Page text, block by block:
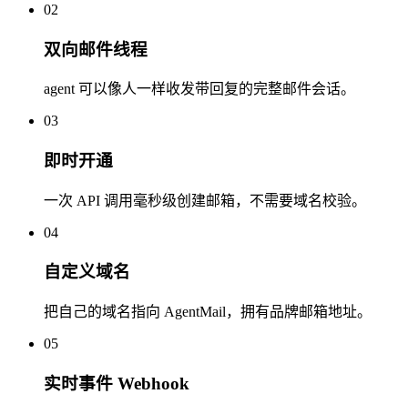
02
双向邮件线程
agent 可以像人一样收发带回复的完整邮件会话。
03
即时开通
一次 API 调用毫秒级创建邮箱，不需要域名校验。
04
自定义域名
把自己的域名指向 AgentMail，拥有品牌邮箱地址。
05
实时事件 Webhook